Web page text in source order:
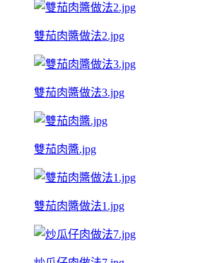
雙茄肉醬做法2.jpg
雙茄肉醬做法3.jpg
雙茄肉醬.jpg
雙茄肉醬做法1.jpg